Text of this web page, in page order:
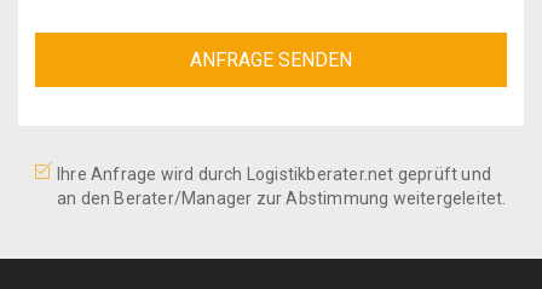
Ihre Anfrage wird durch Logistikberater.net geprüft und
an den Berater/Manager zur Abstimmung weitergeleitet.